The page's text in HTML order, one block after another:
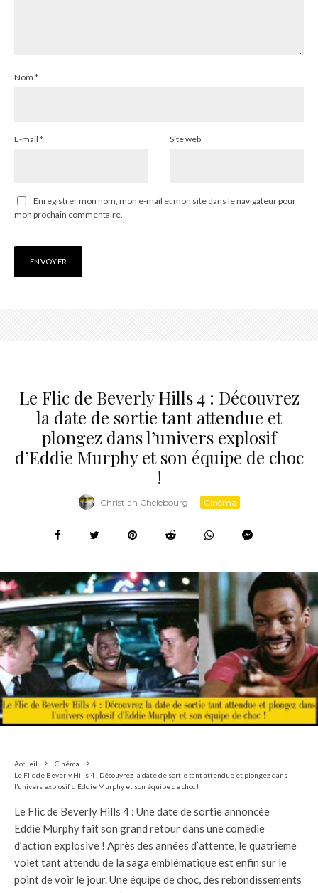
Nom *
E-mail * Site web
Enregistrer mon nom, mon e-mail et mon site dans le navigateur pour
mon prochain commentaire.
Le Flic de Beverly Hills 4 : Découvrez
la date de sortie tant attendue et
plongez dans l’univers explosif
d’Eddie Murphy et son équipe de choc
!
Christian Chelebourg · Cinéma
Accueil
Cinéma
Le Flic de Beverly Hills 4 : Découvrez la date de sortie tant attendue et plongez dans
l’univers explosif d’Eddie Murphy et son équipe de choc !
Le Flic de Beverly Hills 4 : Une date de sortie annoncée
Eddie Murphy fait son grand retour dans une comédie
d’action explosive ! Après des années d’attente, le quatrième
volet tant attendu de la saga emblématique est enfin sur le
point de voir le jour. Une équipe de choc, des rebondissements